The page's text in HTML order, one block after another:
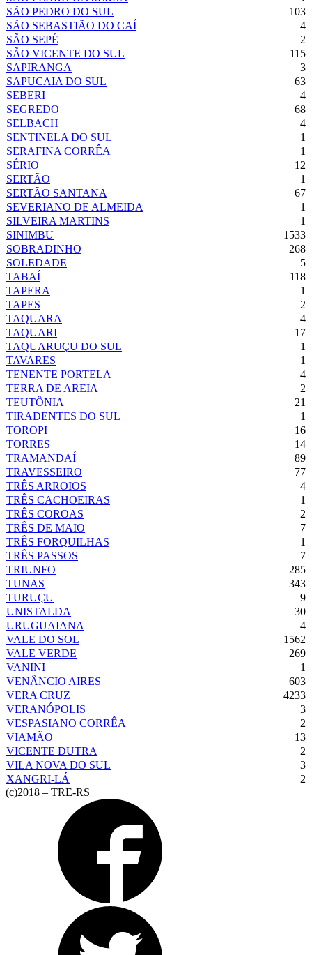
SÃO PEDRO DO SUL
103
SÃO SEBASTIÃO DO CAÍ
4
SÃO SEPÉ
2
SÃO VICENTE DO SUL
115
SAPIRANGA
3
SAPUCAIA DO SUL
63
SEBERI
4
SEGREDO
68
SELBACH
4
SENTINELA DO SUL
1
SERAFINA CORRÊA
1
SÉRIO
12
SERTÃO
1
SERTÃO SANTANA
67
SEVERIANO DE ALMEIDA
1
SILVEIRA MARTINS
1
SINIMBU
1533
SOBRADINHO
268
SOLEDADE
5
TABAÍ
118
TAPERA
1
TAPES
2
TAQUARA
4
TAQUARI
17
TAQUARUÇU DO SUL
1
TAVARES
1
TENENTE PORTELA
4
TERRA DE AREIA
2
TEUTÔNIA
21
TIRADENTES DO SUL
1
TOROPI
16
TORRES
14
TRAMANDAÍ
89
TRAVESSEIRO
77
TRÊS ARROIOS
4
TRÊS CACHOEIRAS
1
TRÊS COROAS
2
TRÊS DE MAIO
7
TRÊS FORQUILHAS
1
TRÊS PASSOS
7
TRIUNFO
285
TUNAS
343
TURUÇU
9
UNISTALDA
30
URUGUAIANA
4
VALE DO SOL
1562
VALE VERDE
269
VANINI
1
VENÂNCIO AIRES
603
VERA CRUZ
4233
VERANÓPOLIS
3
VESPASIANO CORRÊA
2
VIAMÃO
13
VICENTE DUTRA
2
VILA NOVA DO SUL
3
XANGRI-LÁ
2
(c)2018 – TRE-RS